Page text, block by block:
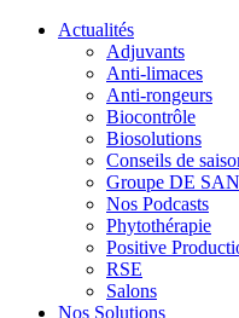
Actualités
Adjuvants
Anti-limaces
Anti-rongeurs
Biocontrôle
Biosolutions
Conseils de
Groupe DE
Nos Podcasts
Phytothérapie
Positive
RSE
Salons
Nos Solutions